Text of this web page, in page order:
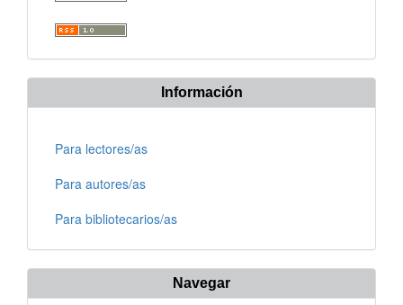
Información
Para lectores/as
Para autores/as
Para bibliotecarios/as
Navegar